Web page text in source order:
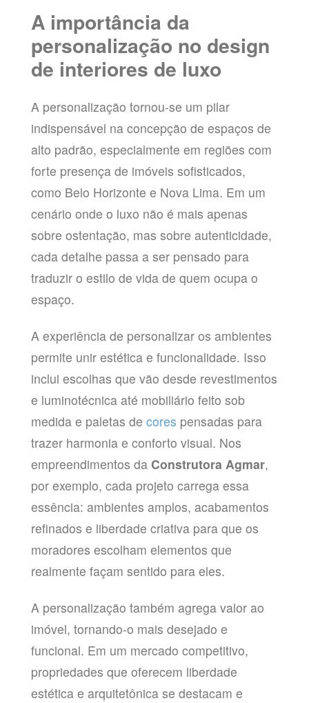
A importância da
personalização no design
de interiores de luxo
A personalização tornou-se um pilar
indispensável na concepção de espaços de
alto padrão, especialmente em regiões com
forte presença de imóveis sofisticados,
como Belo Horizonte e Nova Lima. Em um
cenário onde o luxo não é mais apenas
sobre ostentação, mas sobre autenticidade,
cada detalhe passa a ser pensado para
traduzir o estilo de vida de quem ocupa o
espaço.
A experiência de personalizar os ambientes
permite unir estética e funcionalidade. Isso
inclui escolhas que vão desde revestimentos
e luminotécnica até mobiliário feito sob
medida e paletas de cores pensadas para
trazer harmonia e conforto visual. Nos
empreendimentos daConstrutora Agmar,
por exemplo, cada projeto carrega essa
essência: ambientes amplos, acabamentos
refinados e liberdade criativa para que os
moradores escolham elementos que
realmente façam sentido para eles.
A personalização também agrega valor ao
imóvel, tornando-o mais desejado e
funcional. Em um mercado competitivo,
propriedades que oferecem liberdade
estética e arquitetônica se destacam e